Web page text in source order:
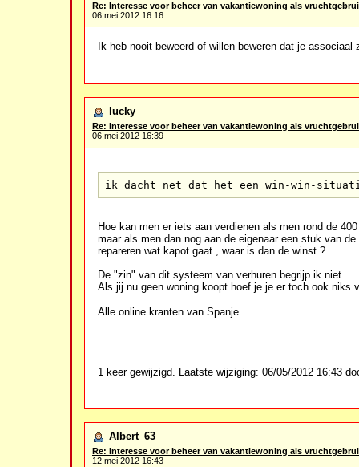
Re: Interesse voor beheer van vakantiewoning als
06 mei 2012 16:16
Ik heb nooit beweerd of willen beweren dat je
lucky
Re: Interesse voor beheer van vakantiewoning als
06 mei 2012 16:39
ik dacht net dat het een win-win-
Hoe kan men er iets aan verdienen als men rond de
maar als men dan nog aan de eigenaar een stuk van
repareren wat kapot gaat , waar is dan de winst ?
De "zin" van dit systeem van verhuren begrijp ik niet .
Als jij nu geen woning koopt hoef je je er toch ook niks
Alle online kranten van Spanje
1 keer gewijzigd. Laatste wijziging: 06/05/2012 16:43
Albert_63
Re: Interesse voor beheer van vakantiewoning als
12 mei 2012 16:43